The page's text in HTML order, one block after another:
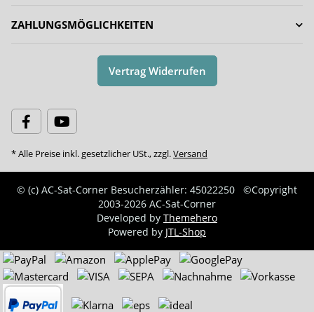
ZAHLUNGSMÖGLICHKEITEN
Vertrag Widerrufen
* Alle Preise inkl. gesetzlicher USt., zzgl.Versand
© (c) AC-Sat-Corner Besucherzähler: 45022250
©Copyright
2003-2026 AC-Sat-Corner
Developed by Themehero
Powered by JTL-Shop